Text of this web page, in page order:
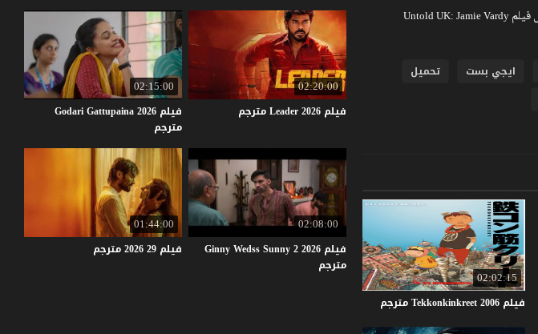
مشاهدة فيلم Untold UK: Jamie Vardy 2026 مترجم كامل جودة عالية BlueRay مشاهدة مباشرة اون لاين وتحميل فيلم Untold UK: Jamie Vardy
ايجي بست
تحميل
02:02:15
فيلم Tekkonkinkreet2006 مترجم
02:20:00
فيلم Leader2026 مترجم
02:15:00
فيلم Godari Gattupaina 2026
مترجم
02:08:00
فيلم Ginny Wedss Sunny 2 2026
مترجم
01:44:00
فيلم 29
2026مترجم